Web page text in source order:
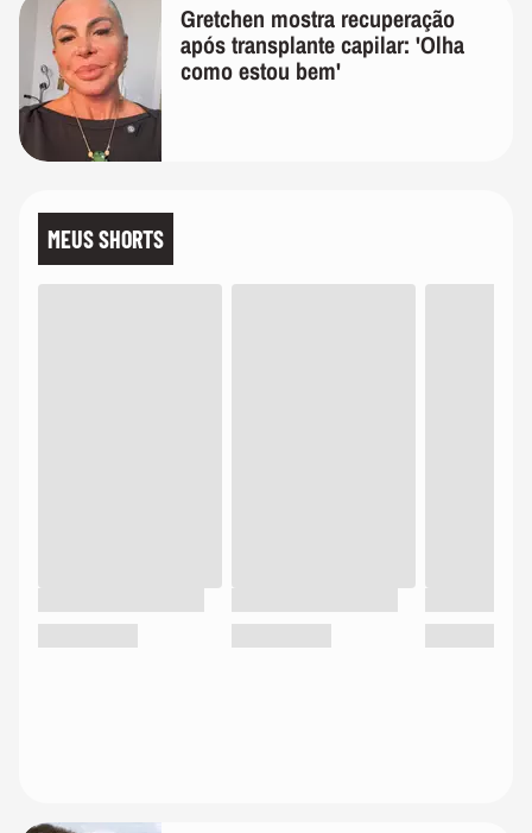
Gretchen mostra recuperação
após transplante capilar: 'Olha
como estou bem'
MEUS SHORTS